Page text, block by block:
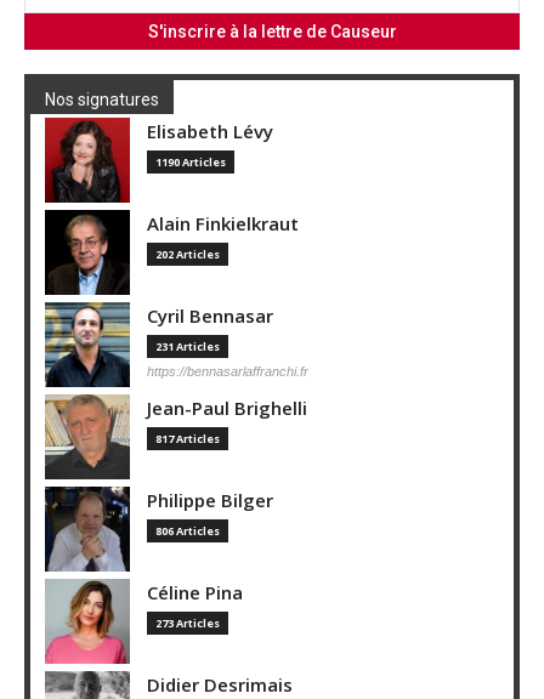
Nos signatures
Elisabeth Lévy
1190 Articles
Alain Finkielkraut
202 Articles
Cyril Bennasar
231 Articles
https://bennasarlaffranchi.fr
Jean-Paul Brighelli
817 Articles
Philippe Bilger
806 Articles
Céline Pina
273 Articles
Didier Desrimais